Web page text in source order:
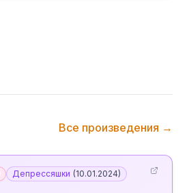
Все произведения →
Депрессяшки (10.01.2024)